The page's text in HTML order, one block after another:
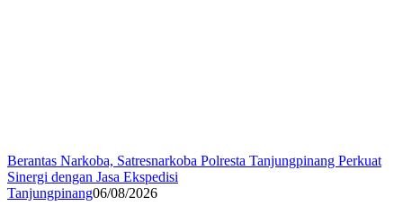
Berantas Narkoba, Satresnarkoba Polresta Tanjungpinang Perkuat
Sinergi dengan Jasa Ekspedisi
Tanjungpinang06/08/2026